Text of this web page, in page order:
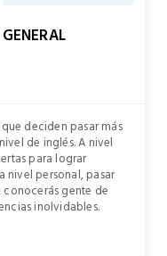
deciden pasar más
de inglés. A nivel
para lograr
nivel personal, pasar
gente de
inolvidables.